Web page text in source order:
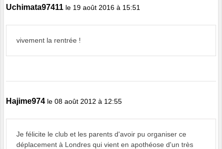
Uchimata97411 le 19 août 2016 à 15:51
vivement la rentrée !
Hajime974 le 08 août 2012 à 12:55
Je félicite le club et les parents d'avoir pu organiser ce
déplacement à Londres qui vient en apothéose d'un très